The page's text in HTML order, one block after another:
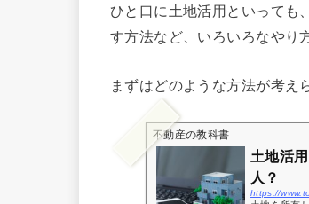
ひと口に土地活用といっても
す方法など、いろいろなやり
まずはどのような方法が考え
不動産の教科書
土地活
人？
https://